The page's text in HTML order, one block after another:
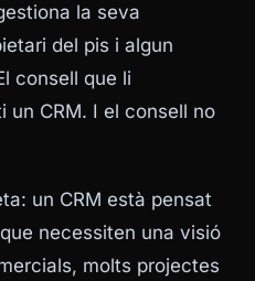
la seva
del pis i algun
consell que li
un CRM. I el consell no
un CRM està pensat
necessiten una visió
molts projectes